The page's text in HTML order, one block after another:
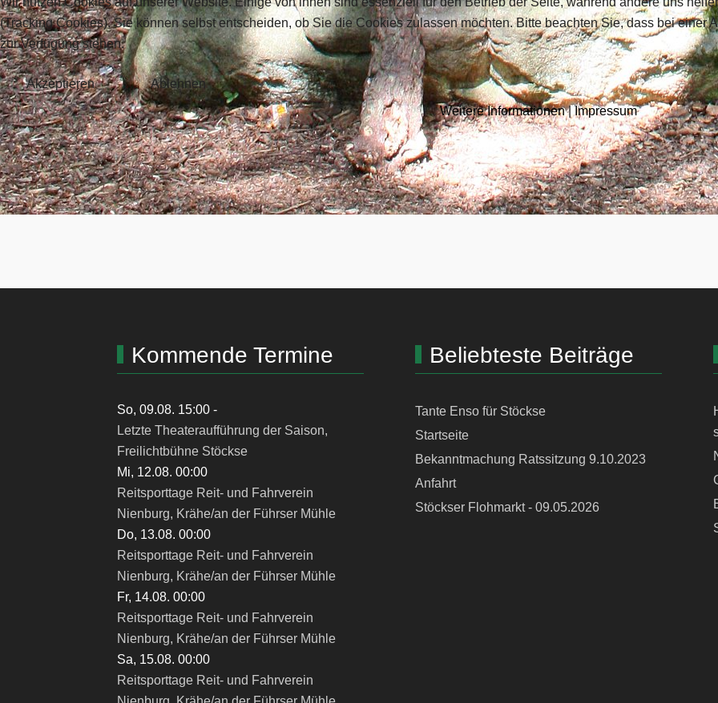
Kommende Termine
So, 09.08. 15:00 -
Letzte Theateraufführung der Saison,
Freilichtbühne Stöckse
Mi, 12.08. 00:00
Reitsporttage Reit- und Fahrverein
Nienburg, Krähe/an der Führser Mühle
Do, 13.08. 00:00
Reitsporttage Reit- und Fahrverein
Nienburg, Krähe/an der Führser Mühle
Fr, 14.08. 00:00
Reitsporttage Reit- und Fahrverein
Nienburg, Krähe/an der Führser Mühle
Sa, 15.08. 00:00
Reitsporttage Reit- und Fahrverein
Beliebteste Beiträge
Tante Enso für Stöckse
Startseite
Bekanntmachung Ratssitzung 9.10.2023
Anfahrt
Stöckser Flohmarkt - 09.05.2026
(Tracking Cookies). Sie können selbst entscheiden, ob Sie die Cookies zulassen möchten. Bitte beachten Sie, dass bei
zur Verfügung stehen.
Akzeptieren
Ablehnen
Weitere Informationen|Impressum